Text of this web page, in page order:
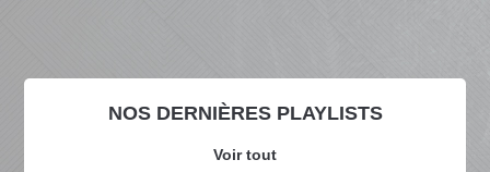
NOS DERNIÈRES PLAYLISTS
Voir tout